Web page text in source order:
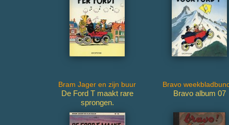
Bram Jager en zijn buur
De Ford T maakt rare
sprongen.
Bravo
Bravo album 07